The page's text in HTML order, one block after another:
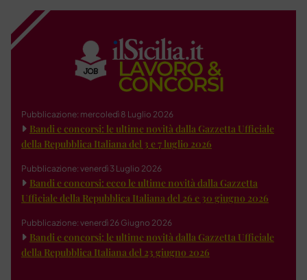
Pubblicazione: mercoledì 8 Luglio 2026
Bandi e concorsi: le ultime novità dalla Gazzetta Ufficiale
della Repubblica Italiana del 3 e 7 luglio 2026
Pubblicazione: venerdì 3 Luglio 2026
Bandi e concorsi: ecco le ultime novità dalla Gazzetta
Ufficiale della Repubblica Italiana del 26 e 30 giugno 2026
Pubblicazione: venerdì 26 Giugno 2026
Bandi e concorsi: le ultime novità dalla Gazzetta Ufficiale
della Repubblica Italiana del 23 giugno 2026